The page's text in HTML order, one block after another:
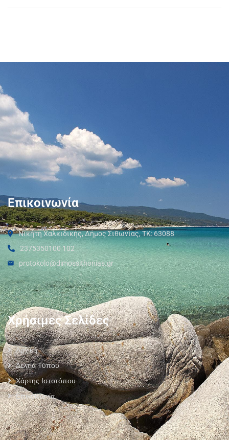
Επικοινωνία
Νικήτη Χαλκιδικής, Δήμος Σιθωνίας, ΤΚ: 63088
2375350100 102
protokolo@dimossithonias.gr
Χρήσιμες Σελίδες
Αρχική
Δελτία Τύπου
Χάρτης Ιστοτόπου
Επικοινωνία